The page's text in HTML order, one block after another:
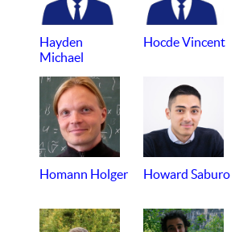
Hayden
Michael
Hocde Vincent
Homann Holger Howard Saburo